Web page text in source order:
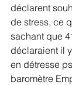
déclarent
de stress, ce
sachant que
déclaraient il
en détresse
baromètre